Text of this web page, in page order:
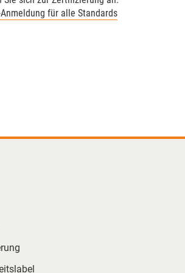
ist intensiv, macht
im Fokus. 🌍
für alle Standards